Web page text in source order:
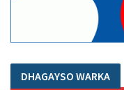
DHAGAYSO WARKA